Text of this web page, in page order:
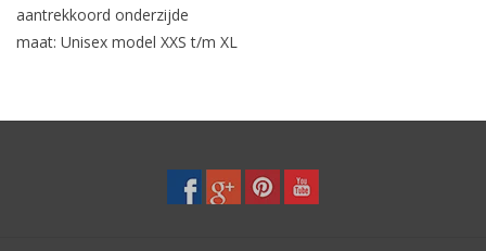
aantrekkoord onderzijde
maat: Unisex model XXS t/m XL